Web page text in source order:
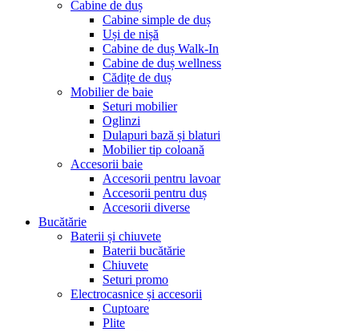
Cabine de duș
Cabine simple de duș
Uși de nișă
Cabine de duș Walk-In
Cabine de duș wellness
Cădițe de duș
Mobilier de baie
Seturi mobilier
Oglinzi
Dulapuri bază și blaturi
Mobilier tip coloană
Accesorii baie
Accesorii pentru lavoar
Accesorii pentru duș
Accesorii diverse
Bucătărie
Baterii și chiuvete
Baterii bucătărie
Chiuvete
Seturi promo
Electrocasnice și accesorii
Cuptoare
Plite